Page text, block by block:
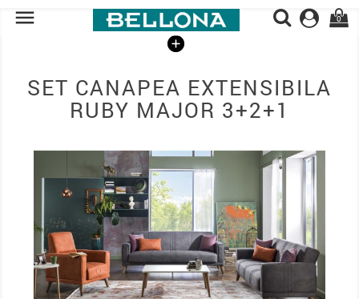
 0
SET CANAPEA EXTENSIBILA
RUBY MAJOR 3+2+1